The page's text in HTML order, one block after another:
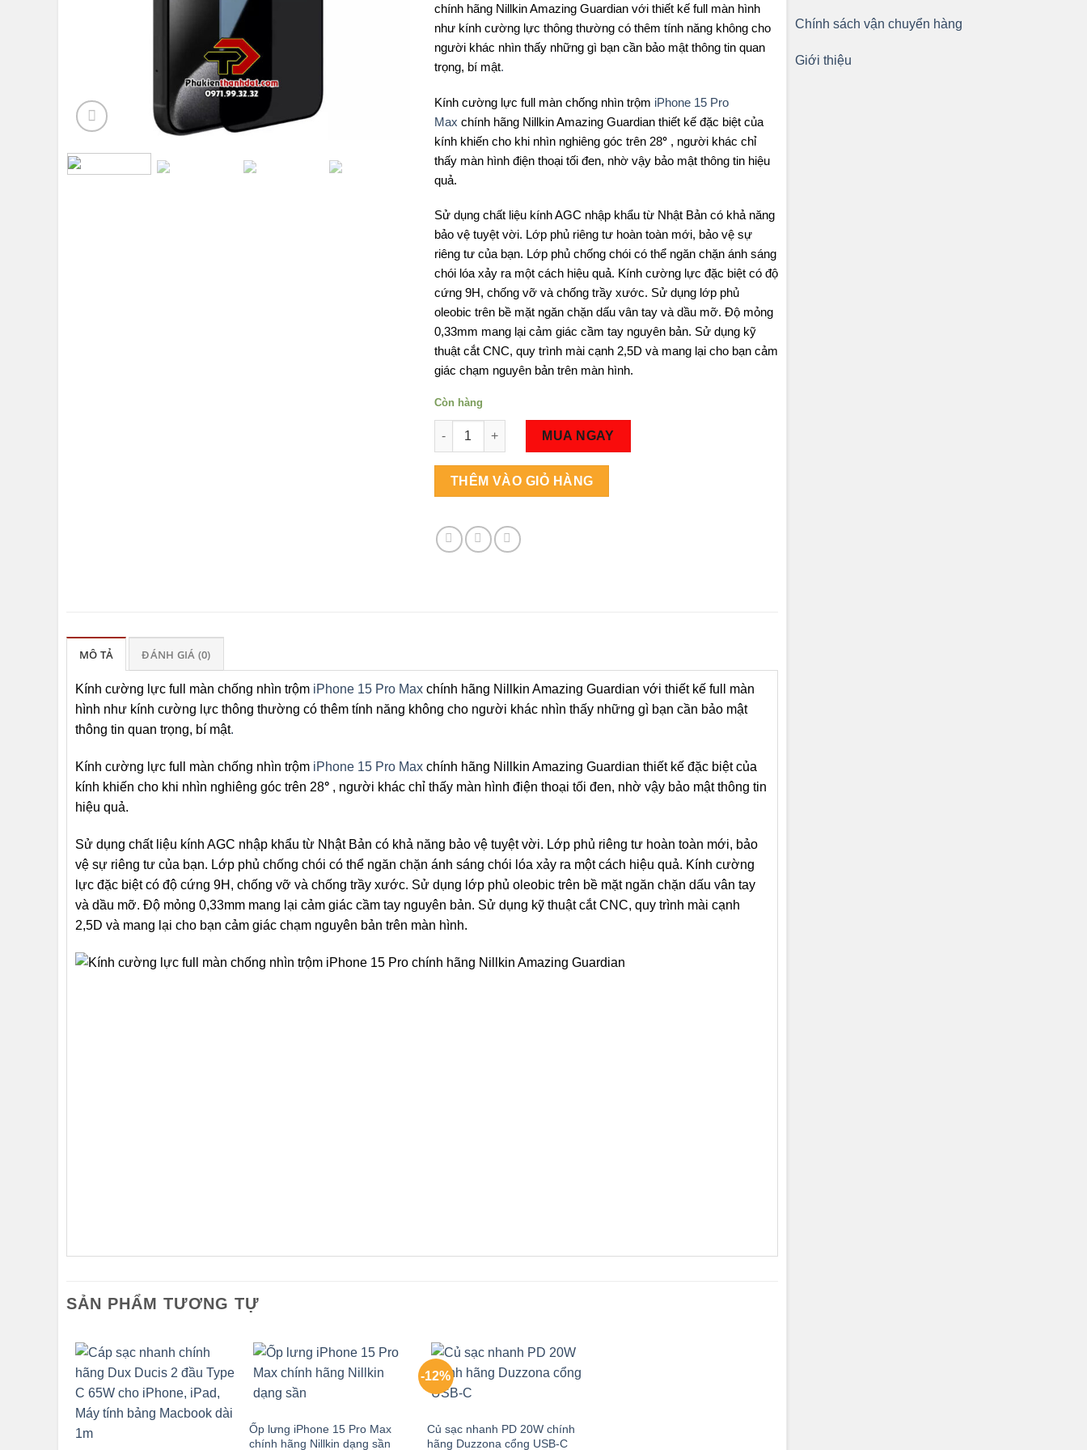
chính hãng Nillkin Amazing Guardian với thiết kế full màn hình
như kính cường lực thông thường có thêm tính năng không cho
người khác nhìn thấy những gì bạn cần bảo mật thông tin quan
trọng, bí mật.
Kính cường lực full màn chống nhìn trộm iPhone 15 Pro
Max chính hãng Nillkin Amazing Guardian thiết kế đặc biệt của
kính khiến cho khi nhìn nghiêng góc trên 28° , người khác chỉ
thấy màn hình điện thoại tối đen, nhờ vậy bảo mật thông tin hiệu
quả.
Sử dụng chất liệu kính AGC nhập khẩu từ Nhật Bản có khả năng
bảo vệ tuyệt vời. Lớp phủ riêng tư hoàn toàn mới, bảo vệ sự
riêng tư của bạn. Lớp phủ chống chói có thể ngăn chặn ánh sáng
chói lóa xảy ra một cách hiệu quả. Kính cường lực đặc biệt có độ
cứng 9H, chống vỡ và chống trầy xước. Sử dụng lớp phủ
oleobic trên bề mặt ngăn chặn dấu vân tay và dầu mỡ. Độ mỏng
0,33mm mang lại cảm giác cầm tay nguyên bản. Sử dụng kỹ
thuật cắt CNC, quy trình mài cạnh 2,5D và mang lại cho bạn cảm
giác chạm nguyên bản trên màn hình.
Còn hàng
Số lượng
MUA NGAY
THÊM VÀO GIỎ HÀNG
MÔ TẢ ĐÁNH GIÁ (0)
Kính cường lực full màn chống nhìn trộm iPhone 15 Pro Max chính hãng Nillkin Amazing Guardian với thiết kế full màn
hình như kính cường lực thông thường có thêm tính năng không cho người khác nhìn thấy những gì bạn cần bảo mật
thông tin quan trọng, bí mật.
Kính cường lực full màn chống nhìn trộm iPhone 15 Pro Max chính hãng Nillkin Amazing Guardian thiết kế đặc biệt của
kính khiến cho khi nhìn nghiêng góc trên 28° , người khác chỉ thấy màn hình điện thoại tối đen, nhờ vậy bảo mật thông tin
hiệu quả.
Sử dụng chất liệu kính AGC nhập khẩu từ Nhật Bản có khả năng bảo vệ tuyệt vời. Lớp phủ riêng tư hoàn toàn mới, bảo
vệ sự riêng tư của bạn. Lớp phủ chống chói có thể ngăn chặn ánh sáng chói lóa xảy ra một cách hiệu quả. Kính cường
lực đặc biệt có độ cứng 9H, chống vỡ và chống trầy xước. Sử dụng lớp phủ oleobic trên bề mặt ngăn chặn dấu vân tay
và dầu mỡ. Độ mỏng 0,33mm mang lại cảm giác cầm tay nguyên bản. Sử dụng kỹ thuật cắt CNC, quy trình mài cạnh
2,5D và mang lại cho bạn cảm giác chạm nguyên bản trên màn hình.
SẢN PHẨM TƯƠNG TỰ
Ốp lưng iPhone 15 Pro Max
chính hãng Nillkin dạng sần
-12%
Củ sạc nhanh PD 20W chính
hãng Duzzona cổng USB-C
Chính sách vận chuyển hàng
Giới thiệu